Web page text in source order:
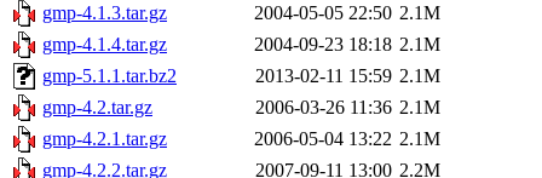
gmp-4.1.3.tar.gz
2004-05-05 22:50 2.1M
gmp-4.1.4.tar.gz
2004-09-23 18:18 2.1M
gmp-5.1.1.tar.bz2
2013-02-11 15:59 2.1M
gmp-4.2.tar.gz
2006-03-26 11:36 2.1M
gmp-4.2.1.tar.gz
2006-05-04 13:22 2.1M
gmp-4.2.2.tar.gz
2007-09-11 13:00 2.2M